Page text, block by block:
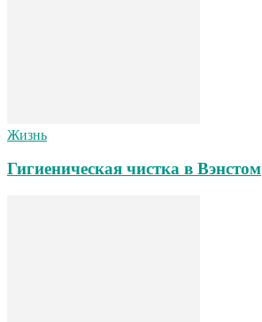
Жизнь
Гигиеническая чистка в Вэнстом